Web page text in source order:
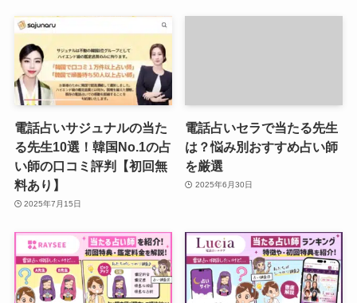
電話占いサジュナルの当た
る先生10選！韓国No.1の占
い師の口コミ評判【初回無
料あり】
2025年7月15日
電話占いセラで当たる先生
は？悩み別おすすめ占い師
を厳選
2025年6月30日